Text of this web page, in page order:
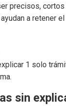
precisos,
a retener
1 solo
sin